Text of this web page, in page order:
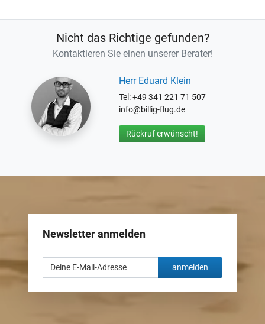
Nicht das Richtige gefunden?
Kontaktieren Sie einen unserer Berater!
Herr Eduard Klein
Tel: +49 341 221 71 507
info@billig-flug.de
Rückruf erwünscht!
Newsletter anmelden
anmelden